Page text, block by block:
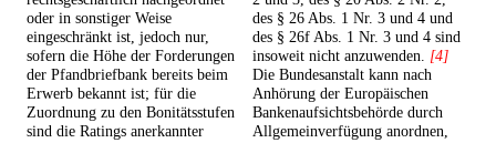
oder in sonstiger Weise
eingeschränkt ist, jedoch nur,
sofern die Höhe der Forderungen
der Pfandbriefbank bereits beim
Erwerb bekannt ist; für die
Zuordnung zu den Bonitätsstufen
sind die Ratings anerkannter
des § 26 Abs. 1 Nr. 3 und 4 und
des § 26f Abs. 1 Nr. 3 und 4 sind
insoweit nicht anzuwenden. [4]
Die Bundesanstalt kann nach
Anhörung der Europäischen
Bankenaufsichtsbehörde durch
Allgemeinverfügung anordnen,